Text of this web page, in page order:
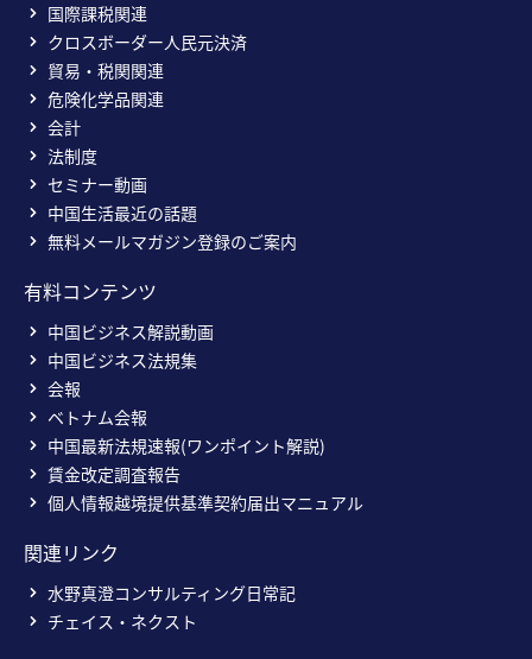
国際課税関連
クロスボーダー人民元決済
貿易・税関関連
危険化学品関連
会計
法制度
セミナー動画
中国生活最近の話題
無料メールマガジン登録のご案内
有料コンテンツ
中国ビジネス解説動画
中国ビジネス法規集
会報
ベトナム会報
中国最新法規速報(ワンポイント解説)
賃金改定調査報告
個人情報越境提供基準契約届出マニュアル
関連リンク
水野真澄コンサルティング日常記
チェイス・ネクスト